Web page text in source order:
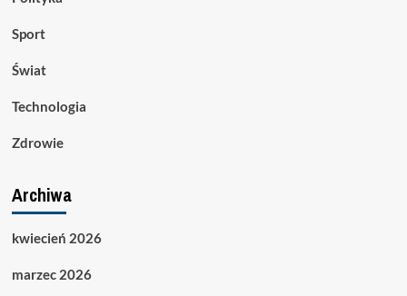
Sport
Świat
Technologia
Zdrowie
Archiwa
kwiecień 2026
marzec 2026